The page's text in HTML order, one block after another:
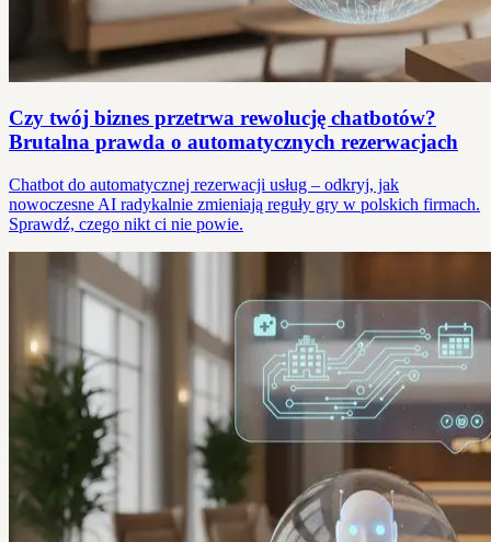
Czy twój biznes przetrwa rewolucję chatbotów?
Brutalna prawda o automatycznych rezerwacjach
Chatbot do automatycznej rezerwacji usług – odkryj, jak
nowoczesne AI radykalnie zmieniają reguły gry w polskich firmach.
Sprawdź, czego nikt ci nie powie.